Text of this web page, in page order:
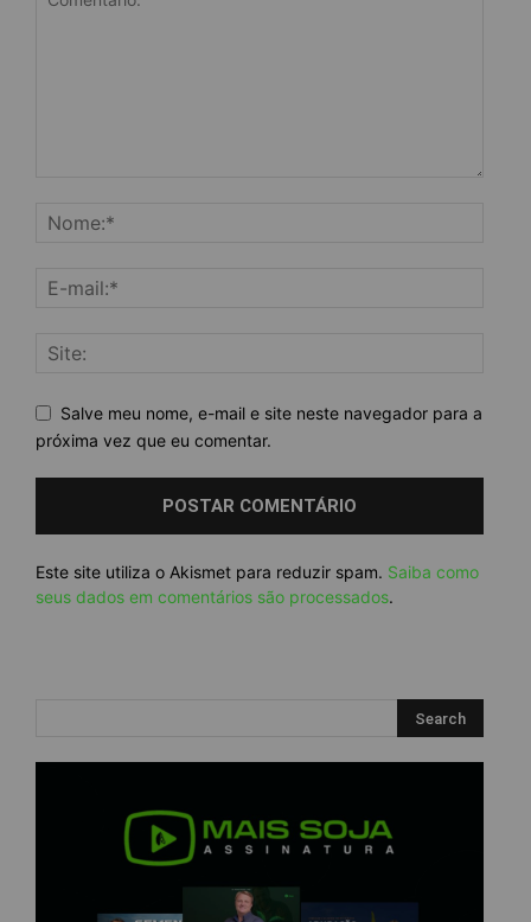
Salve meu nome, e-mail e site neste navegador para a
próxima vez que eu comentar.
Este site utiliza o Akismet para reduzir spam. Saiba como
seus dados em comentários são processados.